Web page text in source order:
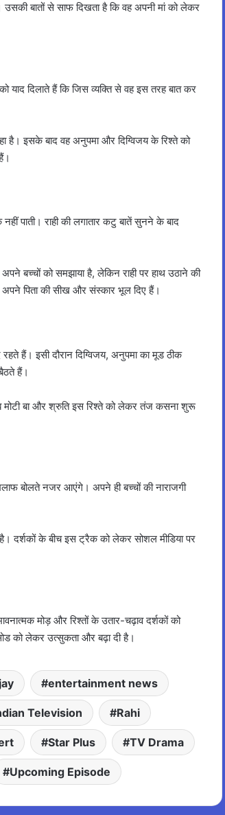
उसकी बातों से साफ दिखता है कि वह अपनी मां को लेकर
याद दिलाते हैं कि जिस व्यक्ति से वह इस तरह बात कर
है। इसके बाद वह अनुपमा और दिग्विजय के रिश्ते को
पाती। राही की लगातार कटु बातें सुनने के बाद
बच्चों को समझाया है, लेकिन राही पर हाथ उठाने की
पिता की सीख और संस्कार भूल दिए हैं।
हैं। इसी दौरान दिग्विजय, अनुपमा का मूड ठीक
हैं।
मोटी बा और श्रुति इस रिश्ते को लेकर तंज कसना शुरू
बोलते नजर आएंगे। अपने ही बच्चों की नाराजगी
है। दर्शकों के बीच इस ट्रैक को लेकर सोशल मीडिया पर
मोड़ और रिश्तों के उतार-चढ़ाव दर्शकों को
को लेकर उत्सुकता और बढ़ा दी है।
entertainment news
Television Rahi
Star Plus TV Drama
Upcoming Episode